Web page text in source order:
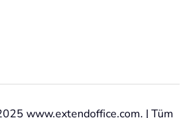
www.extendoffice.com. | Tüm